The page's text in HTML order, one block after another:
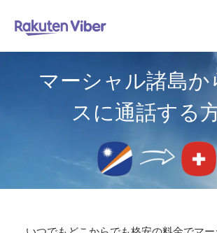
マーシャル諸島
スに通話する